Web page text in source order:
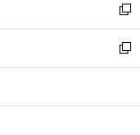
く
で
開
く
ド
ウ
で
開
ィ
ン
ド
ウ
開
い
ウ
ィ
ン
ウ
新
し
い
ウ
ン
新
し
ウ